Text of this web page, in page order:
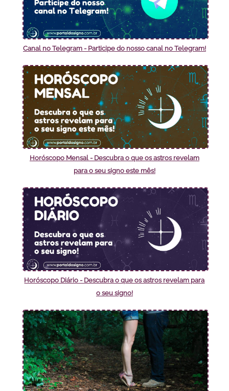
Canal no Telegram - Participe do nosso canal no Telegram!
Horóscopo Mensal - Descubra o que os astros revelam
para o seu signo este mês!
Horóscopo Diário - Descubra o que os astros revelam para
o seu signo!